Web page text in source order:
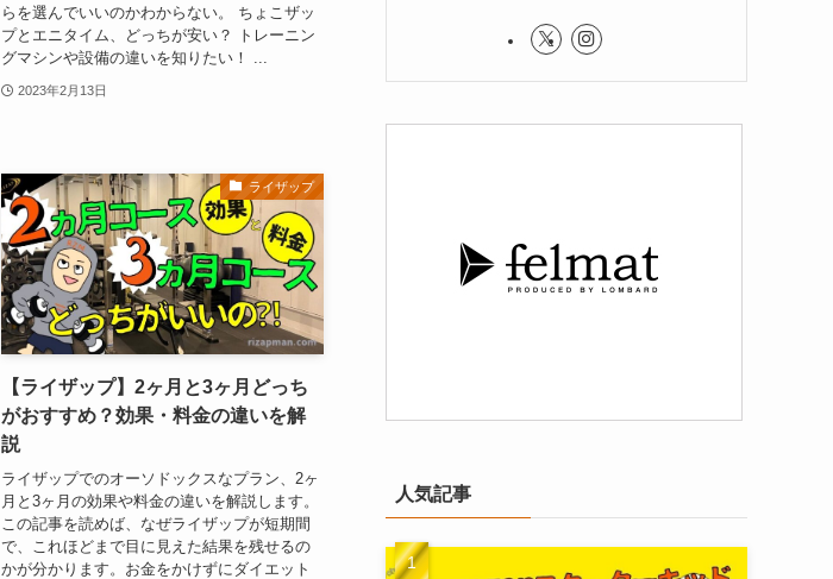
らを選んでいいのかわからない。 ちょこザッ
プとエニタイム、どっちが安い？ トレーニン
グマシンや設備の違いを知りたい！ ...
2023年2月13日
ライザップ
【ライザップ】2ヶ月と3ヶ月どっち
がおすすめ？効果・料金の違いを解
説
ライザップでのオーソドックスなプラン、2ヶ
月と3ヶ月の効果や料金の違いを解説します。
この記事を読めば、なぜライザップが短期間
で、これほどまで目に見えた結果を残せるの
かが分かります。お金をかけずにダイエット
人気記事